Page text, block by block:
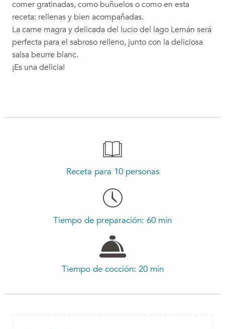
comer gratinadas, como buñuelos o como en esta
receta: rellenas y bien acompañadas.
La carne magra y delicada del lucio del lago Lemán será
perfecta para el sabroso relleno, junto con la deliciosa
salsa beurre blanc.
¡Es una delicia!
Receta para 10 personas
Tiempo de preparación: 60 min
Tiempo de cocción: 20 min